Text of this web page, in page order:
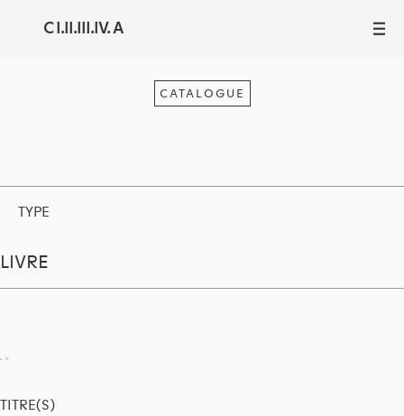
C I.II.III.IV. A III
CATALOGUE
TYPE
LIVRE
TITRE(S)